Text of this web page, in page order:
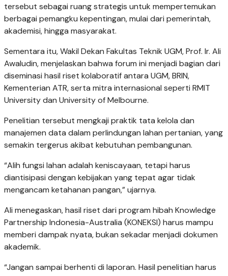
tersebut sebagai ruang strategis untuk mempertemukan
berbagai pemangku kepentingan, mulai dari pemerintah,
akademisi, hingga masyarakat.
Sementara itu, Wakil Dekan Fakultas Teknik UGM, Prof. Ir. Ali
Awaludin, menjelaskan bahwa forum ini menjadi bagian dari
diseminasi hasil riset kolaboratif antara UGM, BRIN,
Kementerian ATR, serta mitra internasional seperti RMIT
University dan University of Melbourne.
Penelitian tersebut mengkaji praktik tata kelola dan
manajemen data dalam perlindungan lahan pertanian, yang
semakin tergerus akibat kebutuhan pembangunan.
“Alih fungsi lahan adalah keniscayaan, tetapi harus
diantisipasi dengan kebijakan yang tepat agar tidak
mengancam ketahanan pangan,” ujarnya.
Ali menegaskan, hasil riset dari program hibah Knowledge
Partnership Indonesia-Australia (KONEKSI) harus mampu
memberi dampak nyata, bukan sekadar menjadi dokumen
akademik.
“Jangan sampai berhenti di laporan. Hasil penelitian harus